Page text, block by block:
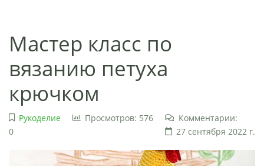
Мастер класс по
вязанию петуха
крючком
Рукоделие Просмотров: 576
Комментарии:
0
27 сентября 2022 г.